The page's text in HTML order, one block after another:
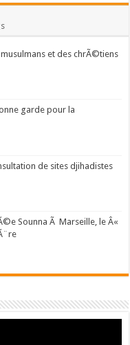
et des chrÃ©tiens
garde pour la
de sites djihadistes
Sounna Ã Marseille, le Â«